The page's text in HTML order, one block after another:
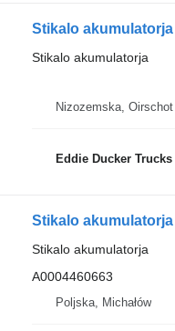
Stikalo akumulatorja
Nizozemska, Oirschot
Eddie Ducker
Stikalo akumulatorja
Stikalo akumulatorja
A0004460663
Poljska, Michałów